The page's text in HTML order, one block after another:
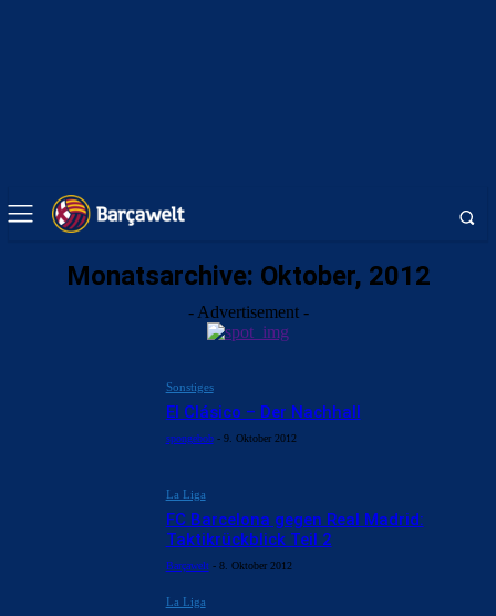
Monatsarchive: Oktober, 2012
- Advertisement -
Sonstiges
El Clásico – Der Nachhall
spongebob - 9. Oktober 2012
La Liga
FC Barcelona gegen Real Madrid:
Taktikrückblick Teil 2
Barçawelt - 8. Oktober 2012
La Liga